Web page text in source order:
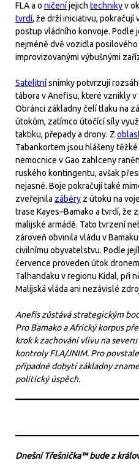
FLA a o ničeníjejich technikyv
tvrdí, že drží iniciativu, pokračují
postup vládního konvoje. Podle
nejméně dvě vozidla
improvizovanými výbušnými
Satelitnísnímky potvrzují
tábora v Anefisu, které vznikly
Obránci základny čelí tlaku na
útokům, zatímco útočící síly
taktiku, přepady a drony. Z
Tabankortem jsou hlášeny
nemocnice v Gao zahlceny
ruského kontingentu, avšak
nejasné. Boje pokračují také
zveřejnila záběry z útoku na
trase Kayes–Bamako a tvrdí, že
malijské armádě. Tato tvrzení
zároveň obvinila vládu v
civilnímu obyvatelstvu. Podle
července proveden útok
Talhandaku v regionu Kidal, při
Malijská vláda ani nezávislé
Anefis zůstává strategickým
Pro Bamako a Africký korpus
krok k zachování vlivu na
kontroly FLA/JNIM. Pro
případné dobytí základny
politický úspěch.
Dnešní Třešnička™ bude z